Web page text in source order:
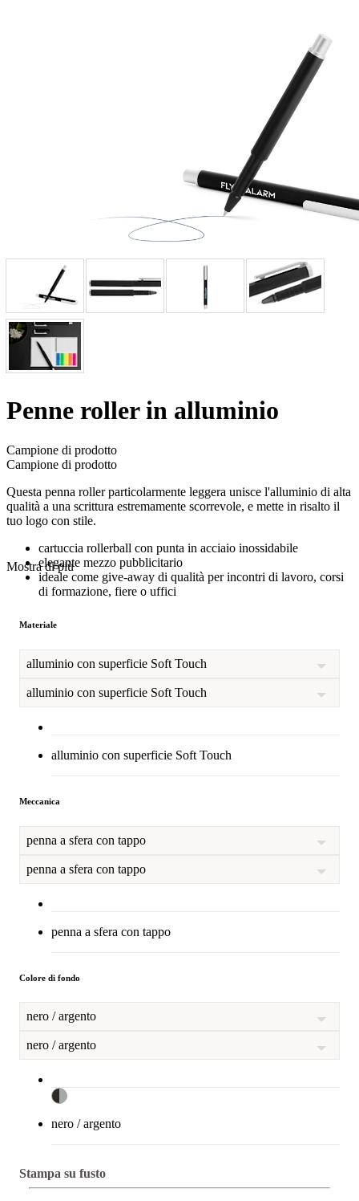
Penne roller in alluminio
Campione di prodotto
Campione di prodotto
Questa penna roller particolarmente leggera unisce l'alluminio di alta
qualità a una scrittura estremamente scorrevole, e mette in risalto il
tuo logo con stile.
cartuccia rollerball con punta in acciaio inossidabile
elegante mezzo pubblicitario
ideale come give-away di qualità per incontri di lavoro, corsi
di formazione, fiere o uffici
Mostra di più
Materiale
alluminio con superficie Soft Touch
alluminio con superficie Soft Touch
alluminio con superficie Soft Touch
Meccanica
penna a sfera con tappo
penna a sfera con tappo
penna a sfera con tappo
Colore di fondo
nero / argento
nero / argento
nero / argento
Stampa su fusto